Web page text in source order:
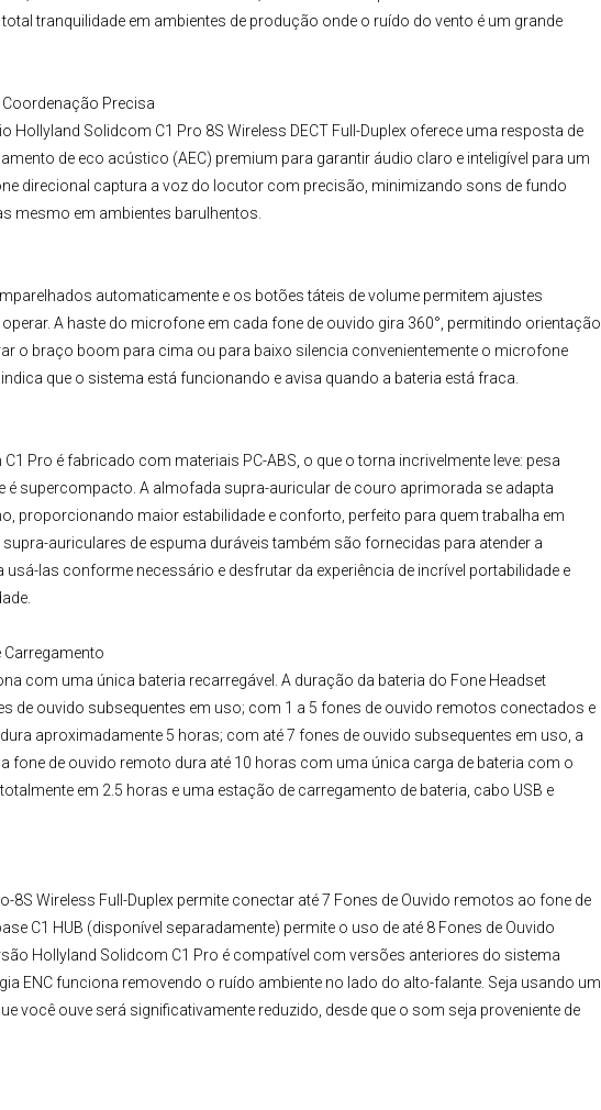
tranquilidade em ambientes de produção onde o ruído do vento é um grande
Precisa
Hollyland Solidcom C1 Pro 8S Wireless DECT Full-Duplex oferece uma resposta de
de eco acústico (AEC) premium para garantir áudio claro e inteligível para um
direcional captura a voz do locutor com precisão, minimizando sons de fundo
mesmo em ambientes barulhentos.
automaticamente e os botões táteis de volume permitem ajustes
A haste do microfone em cada fone de ouvido gira 360°, permitindo orientação
o braço boom para cima ou para baixo silencia convenientemente o microfone
que o sistema está funcionando e avisa quando a bateria está fraca.
C1 Pro é fabricado com materiais PC-ABS, o que o torna incrivelmente leve: pesa
é supercompacto. A almofada supra-auricular de couro aprimorada se adapta
proporcionando maior estabilidade e conforto, perfeito para quem trabalha em
auriculares de espuma duráveis também são fornecidas para atender a
usá-las conforme necessário e desfrutar da experiência de incrível portabilidade e
Carregamento
com uma única bateria recarregável. A duração da bateria do Fone Headset
de ouvido subsequentes em uso; com 1 a 5 fones de ouvido remotos conectados e
aproximadamente 5 horas; com até 7 fones de ouvido subsequentes em uso, a
fone de ouvido remoto dura até 10 horas com uma única carga de bateria com o
em 2.5 horas e uma estação de carregamento de bateria, cabo USB e
8S Wireless Full-Duplex permite conectar até 7 Fones de Ouvido remotos ao fone de
C1 HUB (disponível separadamente) permite o uso de até 8 Fones de Ouvido
Hollyland Solidcom C1 Pro é compatível com versões anteriores do sistema
ENC funciona removendo o ruído ambiente no lado do alto-falante. Seja usando um
você ouve será significativamente reduzido, desde que o som seja proveniente de